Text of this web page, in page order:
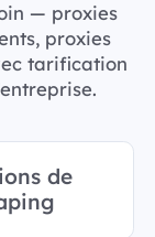
— proxies
proxies
tarification
de